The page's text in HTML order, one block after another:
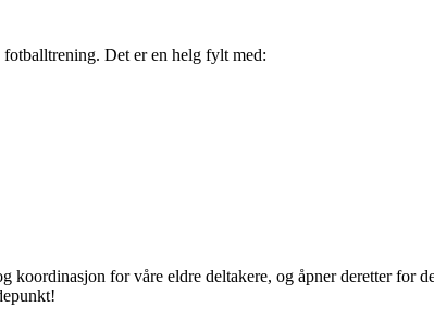
Det er en helg fylt med:
koordinasjon for våre eldre deltakere, og åpner deretter for